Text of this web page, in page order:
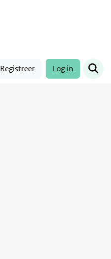
Registreer Log in